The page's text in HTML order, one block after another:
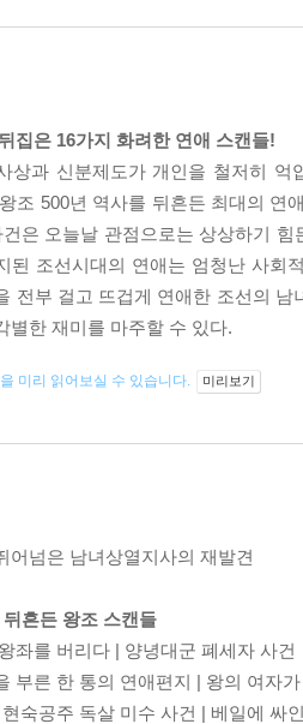
집은 16가지 화려한 연애 스캔들!
상과 신분제도가 개인을 철저히
조 500년 역사를 뒤흔든 최대의 연
은 오늘날 관점으로는 상상하기
된 조선시대의 연애는 엄청난 사회
전부 걸고 뜨겁게 연애한 조선의
별한 재미를 마주할 수 있다.
미리 읽어보실 수 있습니다. 미리보기
어넘은 남녀상열지사의 재발견
흔든 왕조 스캔들
좌를 버리다 | 양녕대군 폐세자 사건
부른 한 통의 연애편지 | 왕의 여자
숙공주 독살 미수 사건 | 베일에 싸